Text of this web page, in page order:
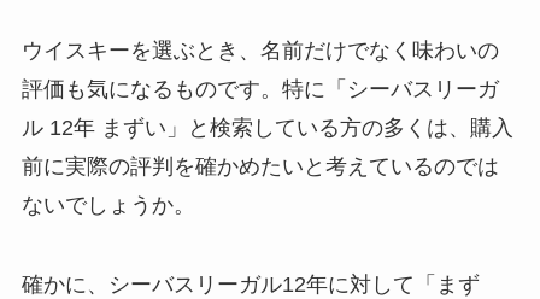
ウイスキーを選ぶとき、名前だけでなく味わいの
評価も気になるものです。特に「シーバスリーガ
ル 12年 まずい」と検索している方の多くは、購入
前に実際の評判を確かめたいと考えているのでは
ないでしょうか。
確かに、シーバスリーガル12年に対して「まず